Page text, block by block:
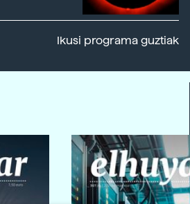
Ikusi programa guztiak